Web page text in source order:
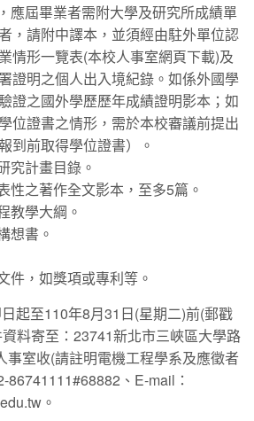
應屆畢業者需附大學及研究所成績單
，請附中譯本，並須經由駐外單位認
情形一覽表(本校人事室網頁下載)及
證明之個人出入境紀錄。如係外國學
證之國外學歷歷年成績證明影本；如
位證書之情形，需於本校審議前提出
到前取得學位證書）。
究計畫目錄。
性之著作全文影本，至多5篇。
教學大綱。
想書。
件，如獎項或專利等。
起至110年8月31日(星期二)前(郵戳
料寄至：23741新北市三峽區大學路
事室收(請註明電機工程學系及應徵者
86741111#68882、E-mail：
。